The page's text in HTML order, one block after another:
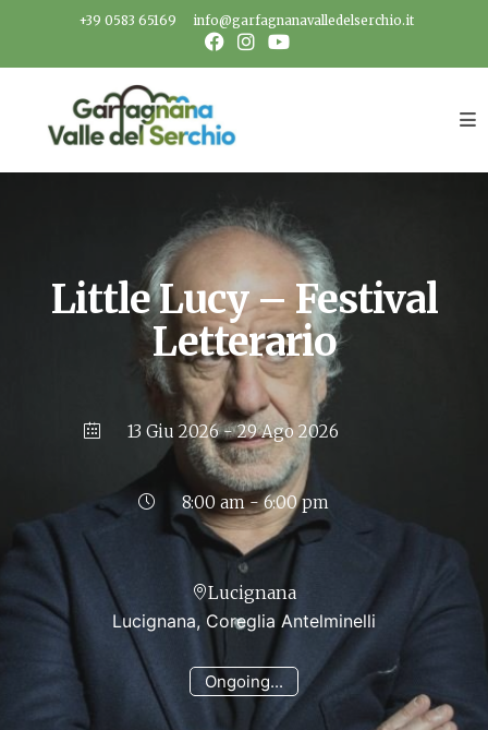
+39 0583 65169 info@garfagnanavalledelserchio.it
Little Lucy – Festival
Letterario
13 Giu 2026- 29 Ago 2026
Ongoing...
8:00 am - 6:00 pm
Lucignana
Lucignana, Coreglia Antelminelli